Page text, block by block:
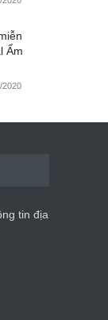
Ẩm
2020
tin địa